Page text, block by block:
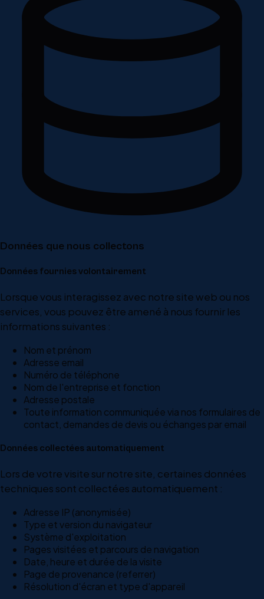
Données que nous collectons
Données fournies volontairement
Lorsque vous interagissez avec notre site web ou nos
services, vous pouvez être amené à nous fournir les
informations suivantes :
Nom et prénom
Adresse email
Numéro de téléphone
Nom de l'entreprise et fonction
Adresse postale
Toute information communiquée via nos formulaires de
contact, demandes de devis ou échanges par email
Données collectées automatiquement
Lors de votre visite sur notre site, certaines données
techniques sont collectées automatiquement :
Adresse IP (anonymisée)
Type et version du navigateur
Système d'exploitation
Pages visitées et parcours de navigation
Date, heure et durée de la visite
Page de provenance (referrer)
Résolution d'écran et type d'appareil